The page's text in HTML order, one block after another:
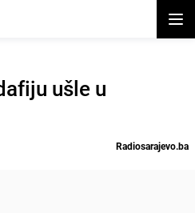
ušle u
Radiosarajevo.ba